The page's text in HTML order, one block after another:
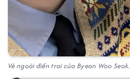
Vẻ ngoài điển trai của Byeon Woo Seok.